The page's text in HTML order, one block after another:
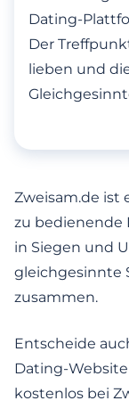
Dating-
Der
lieben und
Zweisam.de ist
zu bedienende
in Siegen und
gleichgesinnte
zusammen.
Entscheide
Dating-
kostenlos bei